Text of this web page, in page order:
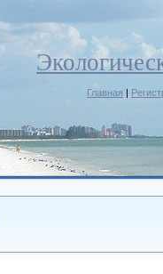
Главная |